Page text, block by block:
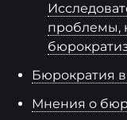
проблемы,
Бюрократия
Мнения о